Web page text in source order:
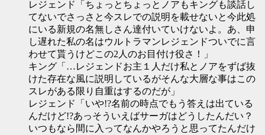
レジェンド「ちょっとちょっとノアもキングも談話し
てないでさっさと今スレでの説明を載せないと今此処
にいる新規の名無しさん達付いていけないよ。あ、申
し遅れた私の名はウルトラマンレジェンドついでに言
わせて貰うけどこの2人のお目付け役さ！」
キング「…レジェンドお主１人だけ私とノアをずば抜
けた存在な風に説明しているがそんな大層な事はこの
スレがある限り自重はするのだが」
レジェンド「いや!?名前の時点でもう答えは出ている
んだけど!?あっそういえばサーガはどうしたんだい？
いつもなら間に入ってなんかやろうと思ってたんだけ